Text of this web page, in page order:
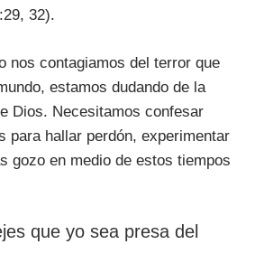
32).
nos contagiamos del terror que
estamos dudando de la
Dios. Necesitamos confesar
para hallar perdón, experimentar
gozo en medio de estos tiempos
que yo sea presa del